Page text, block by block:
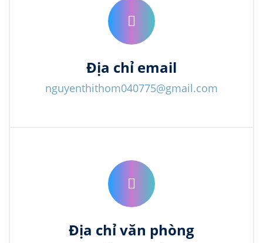
Địa chỉ email
nguyenthithom040775@gmail.com
Địa chỉ văn phòng